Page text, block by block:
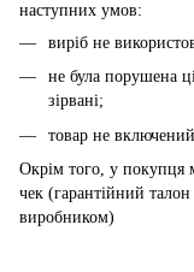
наступних умов:
виріб не
не була порушена
зірвані;
товар не включений
Окрім того, у покупця
чек (гарантійний
виробником)